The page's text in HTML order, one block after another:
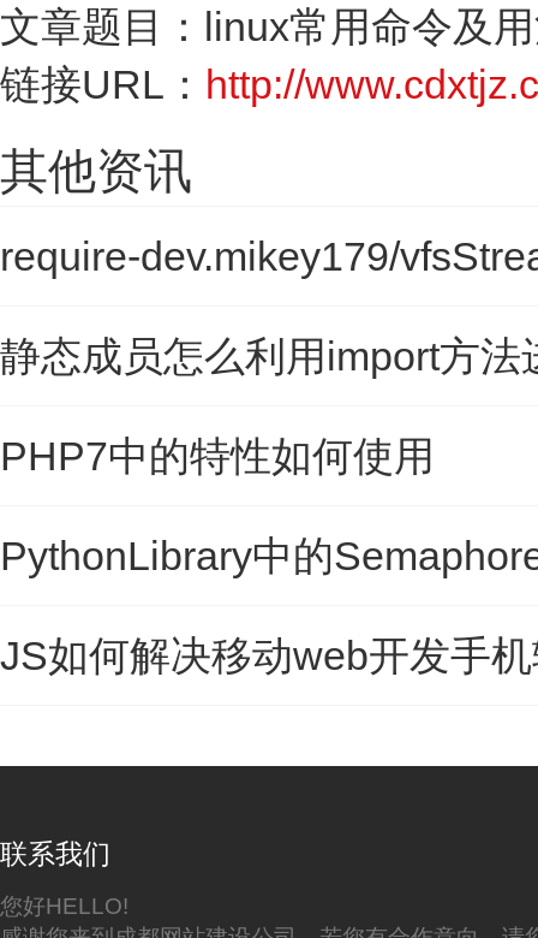
文章题目：linux常用命令及
链接URL： http://
其他资讯
require-dev.mikey179/
静态成员怎么利用import方法
PHP7中的特性如何使用
PythonLibrary中的
JS如何解决移动web开发手
联系我们
您好HELLO!